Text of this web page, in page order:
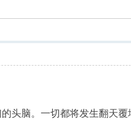
头脑。一切都将发生翻天